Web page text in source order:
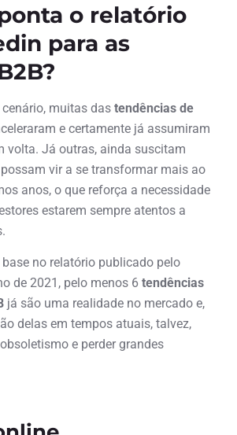
o relatório
para as
muitas das tendências de
e certamente já assumiram
volta. Já outras, ainda suscitam
vir a se transformar mais ao
anos, o que reforça a necessidade
estarem sempre atentos a
no relatório publicado pelo
de 2021, pelo menos 6 tendências
já são uma realidade no mercado e,
delas em tempos atuais, talvez,
e perder grandes